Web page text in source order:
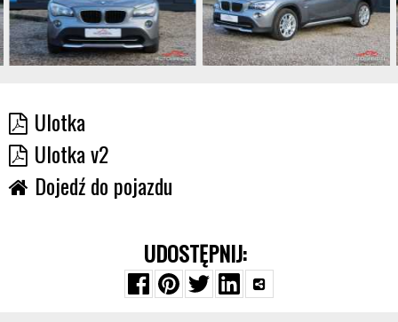
Ulotka
Ulotka v2
Dojedź do pojazdu
UDOSTĘPNIJ: